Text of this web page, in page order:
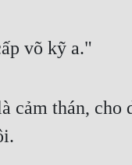
võ kỹ a."
cảm thán, cho